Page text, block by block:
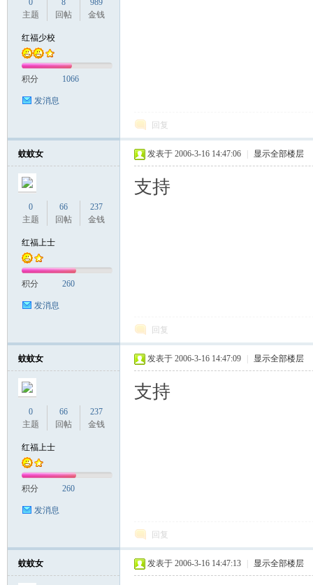
0
主题
8
回帖
989
金钱
红福少校
积分 1066
发消息
回复
蚊蚊女
0
主题
66
回帖
237
金钱
红福上士
积分 260
发消息
发表于 2006-3-16 14:47:06 显示全部楼层
支持
回复
蚊蚊女
0
主题
66
回帖
237
金钱
红福上士
积分 260
发消息
发表于 2006-3-16 14:47:09 显示全部楼层
支持
回复
蚊蚊女 发表于 2006-3-16 14:47:13 显示全部楼层